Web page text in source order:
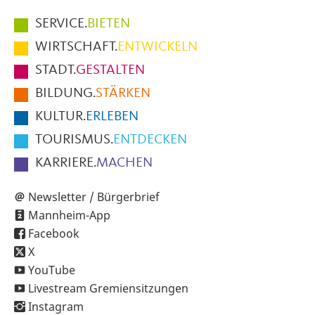
Hauptmenüpunkte
im
Fußbereich
der
Seite
SERVICE.BIETEN
WIRTSCHAFT.ENTWICKELN
STADT.GESTALTEN
BILDUNG.STÄRKEN
KULTUR.ERLEBEN
TOURISMUS.ENTDECKEN
KARRIERE.MACHEN
Newsletter / Bürgerbrief
Mannheim-App
Facebook
X
YouTube
Livestream Gremiensitzungen
Instagram